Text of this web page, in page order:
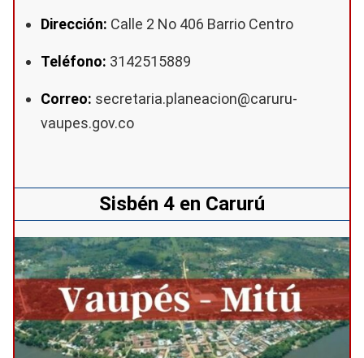
Dirección: Calle 2 No 406 Barrio Centro
Teléfono: 3142515889
Correo: secretaria.planeacion@caruru-
vaupes.gov.co
Sisbén 4 en Carurú